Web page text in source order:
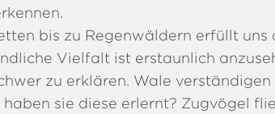
bis zu Regenwäldern erfüllt uns
Vielfalt ist erstaunlich
zu erklären. Wale verständigen
sie diese erlernt? Zugvögel